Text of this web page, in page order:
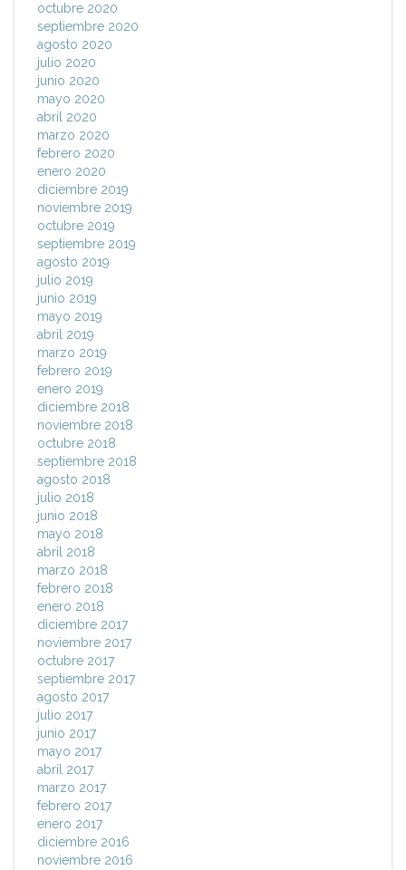
octubre 2020
septiembre 2020
agosto 2020
julio 2020
junio 2020
mayo 2020
abril 2020
marzo 2020
febrero 2020
enero 2020
diciembre 2019
noviembre 2019
octubre 2019
septiembre 2019
agosto 2019
julio 2019
junio 2019
mayo 2019
abril 2019
marzo 2019
febrero 2019
enero 2019
diciembre 2018
noviembre 2018
octubre 2018
septiembre 2018
agosto 2018
julio 2018
junio 2018
mayo 2018
abril 2018
marzo 2018
febrero 2018
enero 2018
diciembre 2017
noviembre 2017
octubre 2017
septiembre 2017
agosto 2017
julio 2017
junio 2017
mayo 2017
abril 2017
marzo 2017
febrero 2017
enero 2017
diciembre 2016
noviembre 2016